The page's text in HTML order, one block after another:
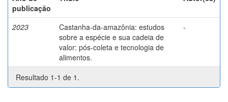
publicação
2023
Castanha-da-amazônia: estudos
sobre a espécie e sua cadeia de
valor: pós-coleta e tecnologia de
alimentos.
-
Resultado 1-1 de 1.